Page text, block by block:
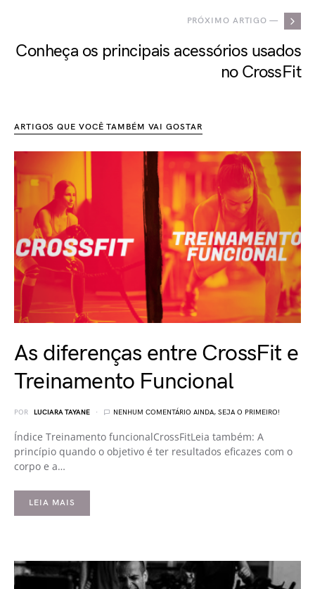
PRÓXIMO ARTIGO —
Conheça os principais acessórios usados
no CrossFit
ARTIGOS QUE VOCÊ TAMBÉM VAI GOSTAR
As diferenças entre CrossFit e
Treinamento Funcional
POR LUCIARA TAYANE NENHUM COMENTÁRIO AINDA, SEJA O PRIMEIRO!
Índice Treinamento funcionalCrossFitLeia também: A
princípio quando o objetivo é ter resultados eficazes com o
corpo e a…
LEIA MAIS